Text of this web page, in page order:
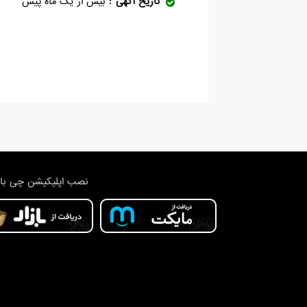
نصب اپلیکیشن چی